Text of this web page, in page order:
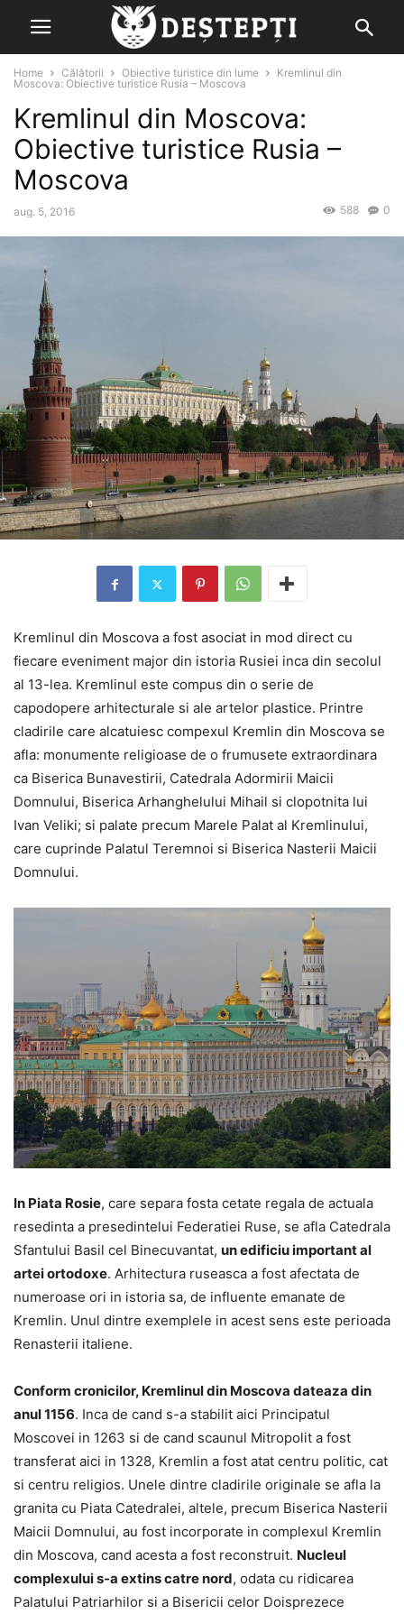
Home Călătorii Obiective turistice din lume
Kremlinul din
Moscova: Obiective turistice Rusia – Moscova
Kremlinul din Moscova:
Obiective turistice Rusia –
Moscova
aug. 5, 2016 0
588
Kremlinul din Moscova a fost asociat in mod direct cu
fiecare eveniment major din istoria Rusiei inca din secolul
al 13-lea. Kremlinul este compus din o serie de
capodopere arhitecturale si ale artelor plastice. Printre
cladirile care alcatuiesc compexul Kremlin din Moscova se
afla: monumente religioase de o frumusete extraordinara
ca Biserica Bunavestirii, Catedrala Adormirii Maicii
Domnului, Biserica Arhanghelului Mihail si clopotnita lui
Ivan Veliki; si palate precum Marele Palat al Kremlinului,
care cuprinde Palatul Teremnoi si Biserica Nasterii Maicii
Domnului.
In Piata Rosie, care separa fosta cetate regala de actuala
resedinta a presedintelui Federatiei Ruse, se afla Catedrala
Sfantului Basil cel Binecuvantat, un edificiu important al
artei ortodoxe. Arhitectura ruseasca a fost afectata de
numeroase ori in istoria sa, de influente emanate de
Kremlin. Unul dintre exemplele in acest sens este perioada
Renasterii italiene.
Conform cronicilor, Kremlinul din Moscova dateaza din
anul 1156. Inca de cand s-a stabilit aici Principatul
Moscovei in 1263 si de cand scaunul Mitropolit a fost
transferat aici in 1328, Kremlin a fost atat centru politic, cat
si centru religios. Unele dintre cladirile originale se afla la
granita cu Piata Catedralei, altele, precum Biserica Nasterii
Maicii Domnului, au fost incorporate in complexul Kremlin
din Moscova, cand acesta a fost reconstruit. Nucleul
complexului s-a extins catre nord, odata cu ridicarea
Palatului Patriarhilor si a Bisericii celor Doisprezece